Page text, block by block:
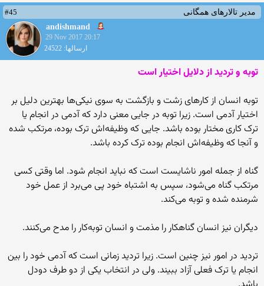
مدیر تالارهای همگانی
#45
andishmand
29 Nov 2017 20:17
ارسالها: 24522
توبه و تردید از دلایل اختیار است
توبه انسان از کارهاى زشت و بازگشت به سوى نیکى‌‏ها بهترین دلیل بر
اختیار آدمى است. زیرا توبه در جایى معنى دارد که آدمى در انجام یا
ترک کارى مختار بوده‏ باشد. جایى که وظیفه‌‏اش ترک بوده، مرتکب شده
و آنجا که وظیفه‌‏اش انجام بوده ترک کرده باشد.
گناه از جمله امور ناشایست است که نباید انجام شود. اما وقتى کسى
مرتکب گناه مى‌‏شود، سپس به اشتباه خود پى مى‏‌برد از عمل خود
شرمنده شده و توبه مى‌‏کند.
دیگران نیز انسان گناهکار را مذمت و انسان توبه‌‏کار را مدح مى‌‏کنند.
تردید در امور نیز چنین است. زیرا تردید زمانى است که آدمى خود را بین
انجام یا ترک فعلى آزاد ببیند. ولى در انتخاب یکى از دو طرف دودل